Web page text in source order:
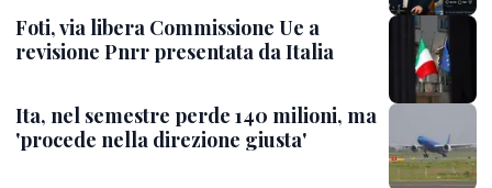
Foti, via libera Commissione Ue a
revisione Pnrr presentata da Italia
Ita, nel semestre perde 140 milioni, ma
'procede nella direzione giusta'